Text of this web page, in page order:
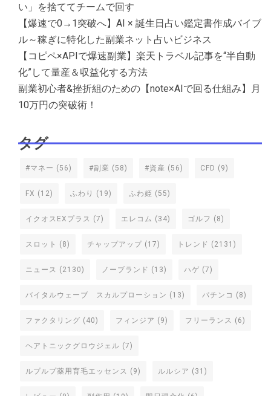
い」を捨ててチームで回す
【爆速で0→1突破へ】AI × 誕生日占い鑑定書作成バイブ
ル～稼ぎに特化した副業ネット占いビジネス
【コピペ×APIで爆速副業】楽天トラベル記事を“半自動
化”して量産＆収益化する方法
副業初心者&挫折組のための【note×AIで回る仕組み】月
10万円の突破術！
タグ
#マネー (56) #副業 (58) #資産 (56) CFD (9)
FX (12) ふわり (19) ふわ姫 (55)
イクオスEXプラス (7) エレコム (34) ゴルフ (8)
スロット (8) チャップアップ (17) トレンド (2131)
ニュース (2130) ノーブランド (13) ハゲ (7)
バイタルウェーブ スカルプローション (13) パチンコ (8)
ファクタリング (40) フィンジア (9) フリーランス (6)
ヘアトニックグロウジェル (7)
ルプルプ薬用育毛エッセンス (9) ルルシア (31)